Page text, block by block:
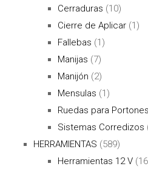
Cerraduras (10)
Cierre de Aplicar (1)
Fallebas (1)
Manijas (7)
Manijón (2)
Mensulas (1)
Ruedas para Portones
Sistemas Corredizos
HERRAMIENTAS (589)
Herramientas 12 V